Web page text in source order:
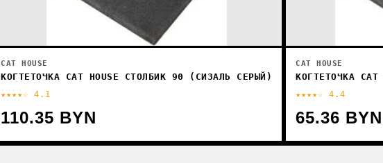
CAT HOUSE
КОГТЕТОЧКА CAT HOUSE СТОЛБИК 90 (СИЗАЛЬ СЕРЫЙ)
★★★★☆ 4.1
110.35 BYN
CAT HOUSE
КОГТЕТОЧКА
★★★★☆ 4.4
65.36 BYN